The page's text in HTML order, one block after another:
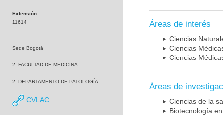
Extensión:
11614
Sede Bogotá
2- FACULTAD DE MEDICINA
2- DEPARTAMENTO DE PATOLOGÍA
CVLAC
Áreas de interés
Ciencias
Ciencias
Ciencias
Áreas de
Ciencias de la
Biotecnología